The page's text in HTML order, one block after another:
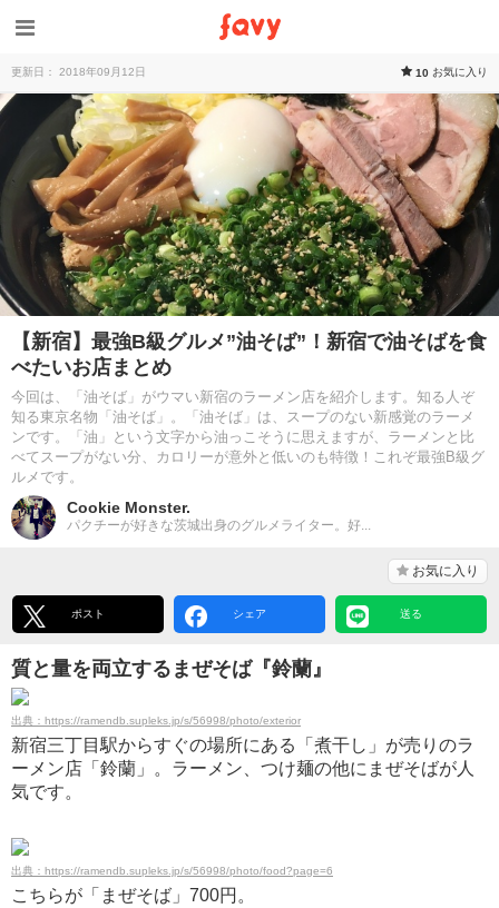
更新日： 2018年09月12日 10 お気に入り
【新宿】最強B級グルメ”油そば”！新宿で油そばを食
べたいお店まとめ
今回は、「油そば」がウマい新宿のラーメン店を紹介します。知る人ぞ
知る東京名物「油そば」。「油そば」は、スープのない新感覚のラーメ
ンです。「油」という文字から油っこそうに思えますが、ラーメンと比
べてスープがない分、カロリーが意外と低いのも特徴！これぞ最強B級グ
ルメです。
Cookie Monster.
パクチーが好きな茨城出身のグルメライター。好...
お気に入り
ポスト シェア 送る
質と量を両立するまぜそば『鈴蘭』
出典：https://ramendb.supleks.jp/s/56998/photo/exterior
新宿三丁目駅からすぐの場所にある「煮干し」が売りのラ
ーメン店「鈴蘭」。ラーメン、つけ麺の他にまぜそばが人
気です。
出典：https://ramendb.supleks.jp/s/56998/photo/food?page=6
こちらが「まぜそば」700円。